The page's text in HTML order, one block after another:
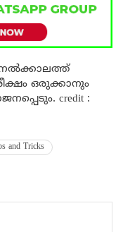
ഒരുക്കാനും
credit :
and Tricks